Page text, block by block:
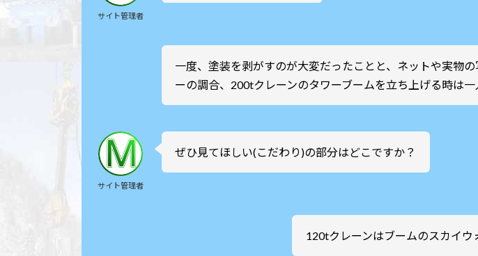
サイト管理者
一度、塗装を剥がすのが大変だったことと、ネットや実物
ーの調合、200tクレーンのタワーブームを立ち上げる時は
サイト管理者
ぜひ見てほしい(こだわり)の部分はどこですか？
120tクレーンはブームのスカイ